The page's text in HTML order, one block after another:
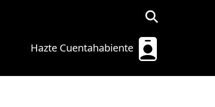
Hazte Cuentahabiente